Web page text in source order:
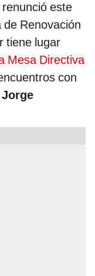
renunció este
de Renovación
tiene lugar
Mesa Directiva
con
Jorge